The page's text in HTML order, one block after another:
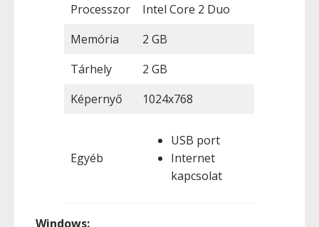
Processzor
Intel Core 2 Duo
Memória
2 GB
Tárhely
2 GB
Képernyő
1024x768
Egyéb
USB port
Internet
kapcsolat
Windows: